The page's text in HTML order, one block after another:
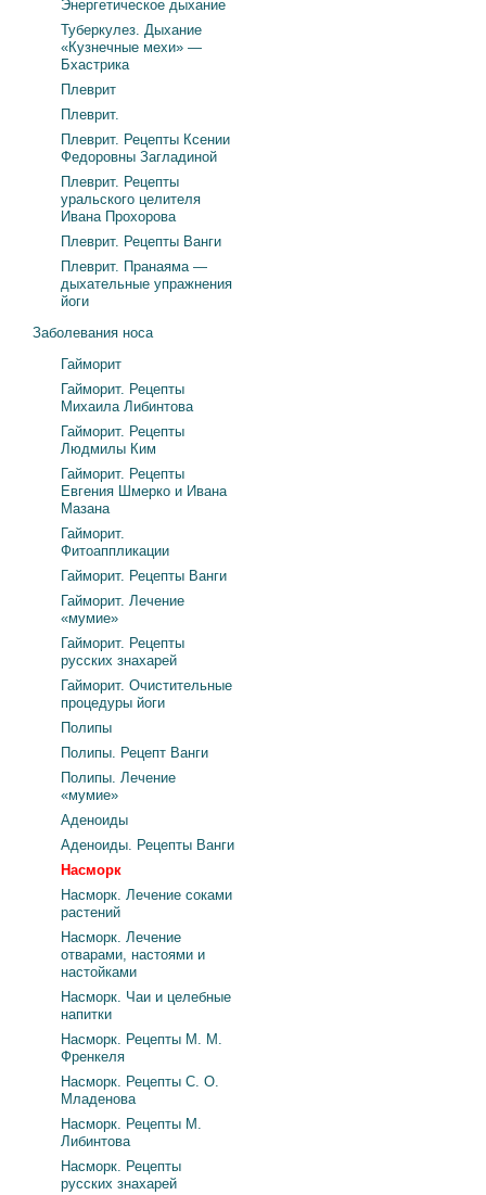
Энергетическое дыхание
Туберкулез. Дыхание
«Кузнечные мехи» —
Бхастрика
Плеврит
Плеврит.
Плеврит. Рецепты Ксении
Федоровны Загладиной
Плеврит. Рецепты
уральского целителя
Ивана Прохорова
Плеврит. Рецепты Ванги
Плеврит. Пранаяма —
дыхательные упражнения
йоги
Заболевания носа
Гайморит
Гайморит. Рецепты
Михаила Либинтова
Гайморит. Рецепты
Людмилы Ким
Гайморит. Рецепты
Евгения Шмерко и Ивана
Мазана
Гайморит.
Фитоаппликации
Гайморит. Рецепты Ванги
Гайморит. Лечение
«мумие»
Гайморит. Рецепты
русских знахарей
Гайморит. Очистительные
процедуры йоги
Полипы
Полипы. Рецепт Ванги
Полипы. Лечение
«мумие»
Аденоиды
Аденоиды. Рецепты Ванги
Насморк
Насморк. Лечение соками
растений
Насморк. Лечение
отварами, настоями и
настойками
Насморк. Чаи и целебные
напитки
Насморк. Рецепты М. М.
Френкеля
Насморк. Рецепты С. О.
Младенова
Насморк. Рецепты М.
Либинтова
Насморк. Рецепты
русских знахарей